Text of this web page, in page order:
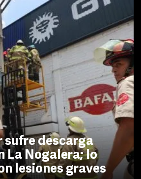
sufre descarga
La Nogalera; lo
lesiones graves